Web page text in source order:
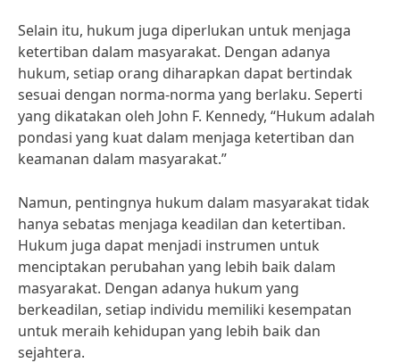
Selain itu, hukum juga diperlukan untuk menjaga
ketertiban dalam masyarakat. Dengan adanya
hukum, setiap orang diharapkan dapat bertindak
sesuai dengan norma-norma yang berlaku. Seperti
yang dikatakan oleh John F. Kennedy, “Hukum adalah
pondasi yang kuat dalam menjaga ketertiban dan
keamanan dalam masyarakat.”
Namun, pentingnya hukum dalam masyarakat tidak
hanya sebatas menjaga keadilan dan ketertiban.
Hukum juga dapat menjadi instrumen untuk
menciptakan perubahan yang lebih baik dalam
masyarakat. Dengan adanya hukum yang
berkeadilan, setiap individu memiliki kesempatan
untuk meraih kehidupan yang lebih baik dan
sejahtera.